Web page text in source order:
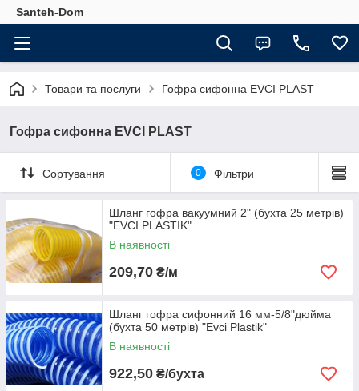
Santeh-Dom
Товари та послуги Гофра сифонна EVCI PLAST
Гофра сифонна EVCI PLAST
Сортування 0 Фільтри
Шланг гофра вакуумний 2" (бухта 25 метрів)
"EVCI PLASTIK"
В наявності
209,70 ₴/м
Шланг гофра сифонний 16 мм-5/8"дюйма
(бухта 50 метрів) "Evci Plastik"
В наявності
922,50 ₴/бухта